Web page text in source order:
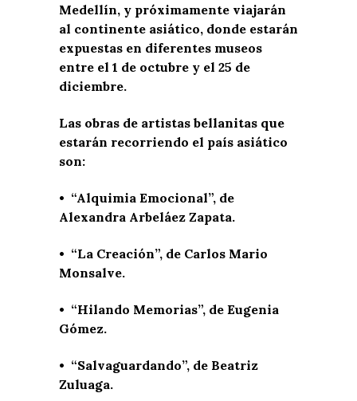
Medellín, y próximamente viajarán
al continente asiático, donde estarán
expuestas en diferentes museos
entre el 1 de octubre y el 25 de
diciembre.
Las obras de artistas bellanitas que
estarán recorriendo el país asiático
son:
• “Alquimia Emocional”, de
Alexandra Arbeláez Zapata.
• “La Creación”, de Carlos Mario
Monsalve.
• “Hilando Memorias”, de Eugenia
Gómez.
• “Salvaguardando”, de Beatriz
Zuluaga.